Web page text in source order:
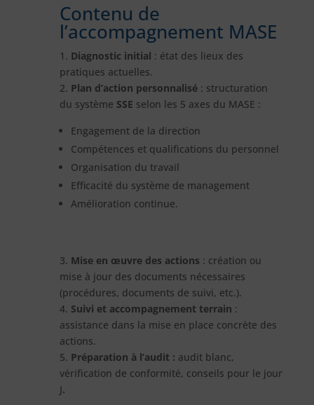
Contenu de
l’accompagnement MASE
1. Diagnostic initial : état des lieux des
pratiques actuelles.
2. Plan d’action personnalisé: structuration
du système SSE selon les 5 axes du MASE :
Engagement de la direction
Compétences et qualifications du personnel
Organisation du travail
Efficacité du système de management
Amélioration continue.
3. Mise en œuvre des actions : création ou
mise à jour des documents nécessaires
(procédures, documents de suivi, etc.).
4. Suivi et accompagnement terrain :
assistance dans la mise en place concrète des
actions.
5. Préparation à l’audit : audit blanc,
vérification de conformité, conseils pour le jour
J.